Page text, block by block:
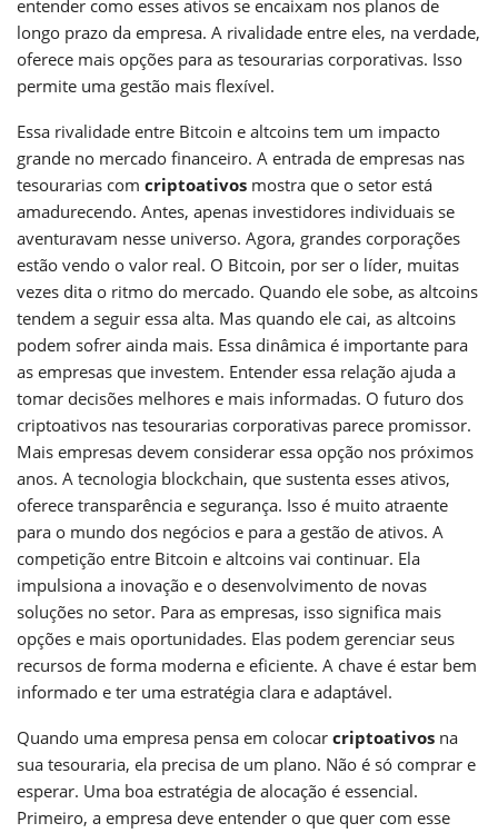
entender como esses ativos se encaixam nos planos de
longo prazo da empresa. A rivalidade entre eles, na verdade,
oferece mais opções para as tesourarias corporativas. Isso
permite uma gestão mais flexível.
Essa rivalidade entre Bitcoin e altcoins tem um impacto
grande no mercado financeiro. A entrada de empresas nas
tesourarias com criptoativos mostra que o setor está
amadurecendo. Antes, apenas investidores individuais se
aventuravam nesse universo. Agora, grandes corporações
estão vendo o valor real. O Bitcoin, por ser o líder, muitas
vezes dita o ritmo do mercado. Quando ele sobe, as altcoins
tendem a seguir essa alta. Mas quando ele cai, as altcoins
podem sofrer ainda mais. Essa dinâmica é importante para
as empresas que investem. Entender essa relação ajuda a
tomar decisões melhores e mais informadas. O futuro dos
criptoativos nas tesourarias corporativas parece promissor.
Mais empresas devem considerar essa opção nos próximos
anos. A tecnologia blockchain, que sustenta esses ativos,
oferece transparência e segurança. Isso é muito atraente
para o mundo dos negócios e para a gestão de ativos. A
competição entre Bitcoin e altcoins vai continuar. Ela
impulsiona a inovação e o desenvolvimento de novas
soluções no setor. Para as empresas, isso significa mais
opções e mais oportunidades. Elas podem gerenciar seus
recursos de forma moderna e eficiente. A chave é estar bem
informado e ter uma estratégia clara e adaptável.
Quando uma empresa pensa em colocar criptoativos na
sua tesouraria, ela precisa de um plano. Não é só comprar e
esperar. Uma boa estratégia de alocação é essencial.
Primeiro, a empresa deve entender o que quer com esse